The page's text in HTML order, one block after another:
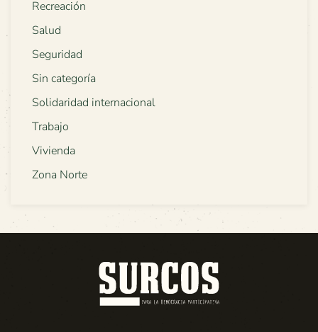
Recreación
Salud
Seguridad
Sin categoría
Solidaridad internacional
Trabajo
Vivienda
Zona Norte